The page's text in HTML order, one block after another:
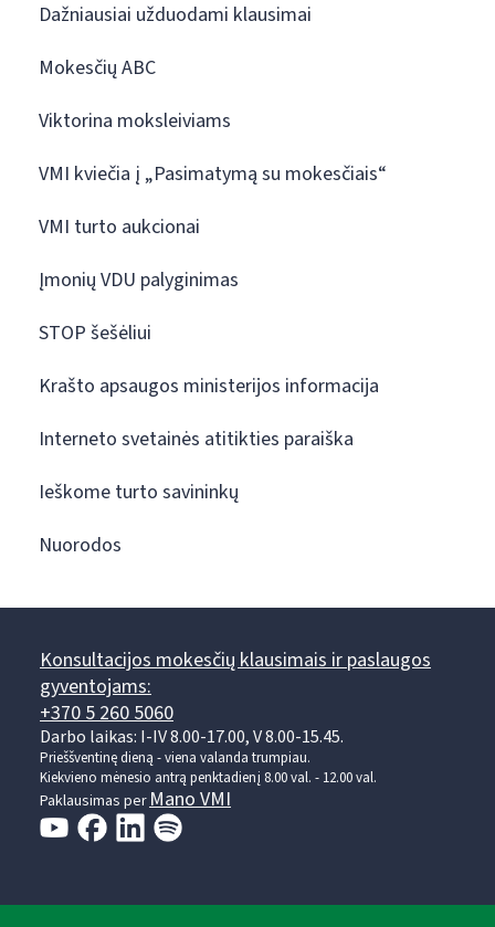
Dažniausiai užduodami klausimai
Mokesčių ABC
Viktorina moksleiviams
VMI kviečia į „Pasimatymą su mokesčiais“
VMI turto aukcionai
Įmonių VDU palyginimas
STOP šešėliui
Krašto apsaugos ministerijos informacija
Interneto svetainės atitikties paraiška
Ieškome turto savininkų
Nuorodos
Konsultacijos mokesčių klausimais ir paslaugos
gyventojams:
+370 5 260 5060
Darbo laikas: I-IV 8.00-17.00, V 8.00-15.45.
Prieššventinę dieną - viena valanda trumpiau.
Kiekvieno mėnesio antrą penktadienį 8.00 val. - 12.00 val.
Paklausimas per Mano VMI